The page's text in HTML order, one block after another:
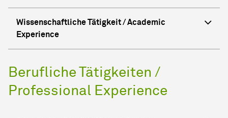
Wissenschaftliche Tätigkeit / Academic
Experience
Berufliche Tätigkeiten /
Professional Experience